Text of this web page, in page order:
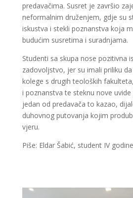
predavačima. Susret je završio
neformalnim druženjem, gdje su
iskustva i stekli poznanstva koja
budućim susretima i suradnjama.
Studenti sa skupa nose pozitivna
zadovoljstvo, jer su imali priliku
kolege s drugih teoloških
i poznanstva te steknu nove uvide
jedan od predavača to kazao,
duhovnog putovanja kojim
vjeru.
Piše: Eldar Šabić, student IV